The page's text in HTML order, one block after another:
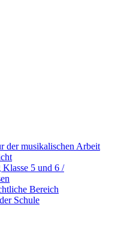
der musikalischen Arbeit
5 und 6 /
Bereich
Schule